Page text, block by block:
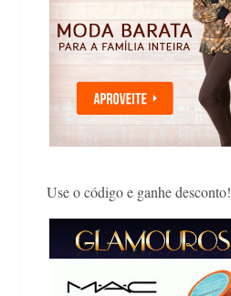
Use o código e ganhe desconto!